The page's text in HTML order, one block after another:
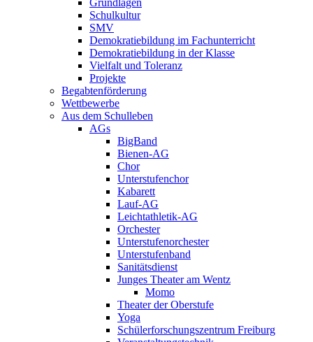
Grundlagen
Schulkultur
SMV
Demokratiebildung im Fachunterricht
Demokratiebildung in der Klasse
Vielfalt und Toleranz
Projekte
Begabtenförderung
Wettbewerbe
Aus dem Schulleben
AGs
BigBand
Bienen-AG
Chor
Unterstufenchor
Kabarett
Lauf-AG
Leichtathletik-AG
Orchester
Unterstufenorchester
Unterstufenband
Sanitätsdienst
Junges Theater am Wentz
Momo
Theater der Oberstufe
Yoga
Schülerforschungszentrum Freiburg